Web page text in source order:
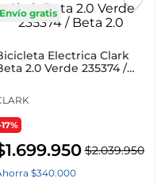
Envío gratis
Electrica Clark
2.0 Verde 235374 /
1.699.950 $2.039.950
$340.000